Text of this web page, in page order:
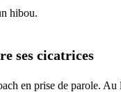
hibou.
ses cicatrices
en prise de parole.